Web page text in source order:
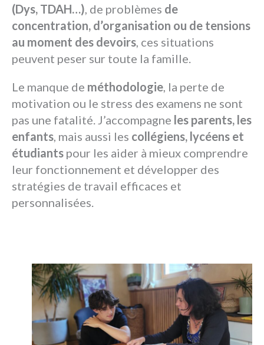
(Dys, TDAH…), de problèmes de
concentration, d’organisation ou de tensions
au moment des devoirs, ces situations
peuvent peser sur toute la famille.
Le manque de méthodologie, la perte de
motivation ou le stress des examens ne sont
pas une fatalité. J’accompagne les parents, les
enfants, mais aussi les collégiens, lycéens et
étudiants pour les aider à mieux comprendre
leur fonctionnement et développer des
stratégies de travail efficaces et
personnalisées.